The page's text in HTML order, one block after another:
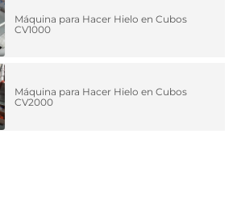
Máquina para Hacer Hielo en Cubos
CV1000
Máquina para Hacer Hielo en Cubos
CV2000